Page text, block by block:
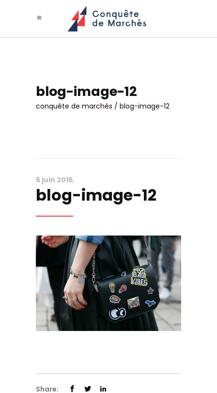
blog-image-12
conquête de marchés / blog-image-12
6 juin 2016
blog-image-12
Share: